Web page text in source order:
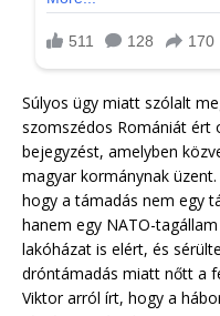
Súlyos ügy miatt szólalt
szomszédos Romániát ért
bejegyzést, amelyben
magyar kormánynak
hogy a támadás nem egy
hanem egy NATO-
lakóházat is elért, és
dróntámadás miatt nőtt a
Viktor arról írt, hogy a